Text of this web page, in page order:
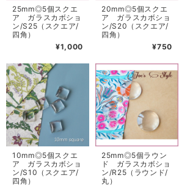
25mm◎5個スクエ
ア ガラスカボショ
ン/S25（スクエア/
四角）
¥1,000
20mm◎5個スクエ
ア ガラスカボショ
ン/S20（スクエア/
四角）
¥750
10mm◎5個スクエ
ア ガラスカボショ
ン/S10（スクエア/
四角）
25mm◎5個ラウン
ド ガラスカボショ
ン/R25（ラウンド/
丸）